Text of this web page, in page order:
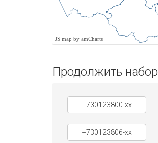
JS map by amCharts
Продолжить набор
+730123800-xx
+730123806-xx